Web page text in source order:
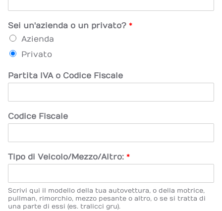
Sei un'azienda o un privato? *
Azienda
Privato
Partita IVA o Codice Fiscale
Codice Fiscale
Tipo di Veicolo/Mezzo/Altro: *
Scrivi qui il modello della tua autovettura, o della motrice,
pullman, rimorchio, mezzo pesante o altro, o se si tratta di
una parte di essi (es. tralicci gru).